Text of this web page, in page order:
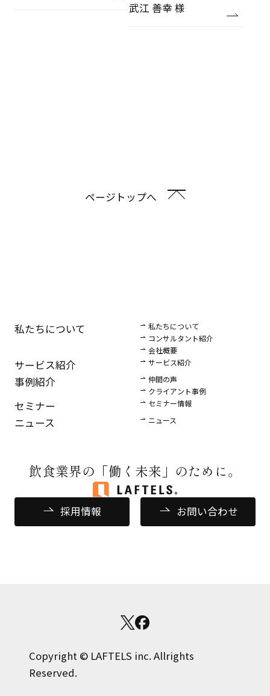
武江 善幸 様
ページトップへ
飲食業界の 「働く未来」のために。
私たちについて
私たちについて
コンサルタント紹介
会社概要
サービス紹介 サービス紹介
事例紹介
仲間の声
クライアント事例
セミナー セミナー情報
ニュース ニュース
採用情報 お問い合わせ
Copyright © LAFTELS inc. Allrights
Reserved.